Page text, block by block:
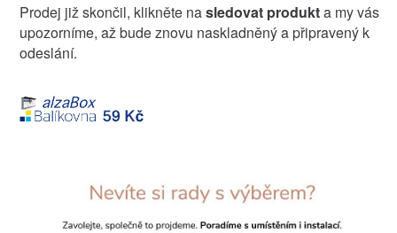
Prodej již skončil, klikněte nasledovat produkta my vás
upozorníme, až bude znovu naskladněný a připravený k
odeslání.